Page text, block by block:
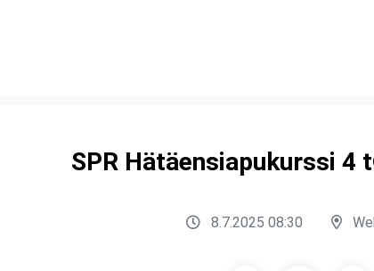
SPR Hätäensiapukurssi 4
8.7.2025 08:30